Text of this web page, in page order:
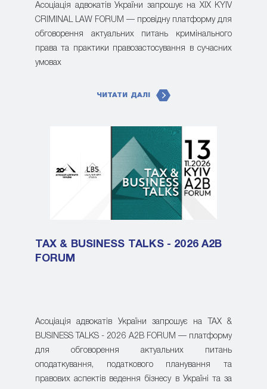
Асоціація адвокатів України запрошує на XIX KYIV
CRIMINAL LAW FORUM — провідну платформу для
обговорення актуальних питань кримінального
права та практики правозастосування в сучасних
умовах
ЧИТАТИ ДАЛІ
TAX & BUSINESS TALKS - 2026 A2B
FORUM
Асоціація адвокатів України запрошує на TAX &
BUSINESS TALKS - 2026 A2B FORUM — платформу
для обговорення актуальних питань
оподаткування, податкового планування та
правових аспектів ведення бізнесу в Україні та за